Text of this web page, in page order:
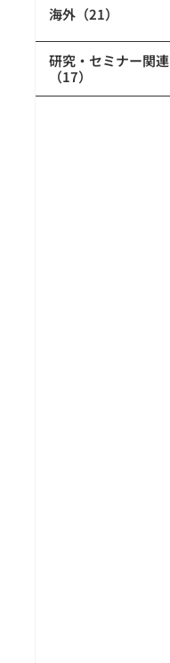
海外（21）
研究・セミナー関連
（17）